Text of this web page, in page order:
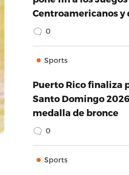
Centroamericanos y
0
Sports
Puerto Rico finaliza
Santo Domingo
medalla de bronce
0
Sports